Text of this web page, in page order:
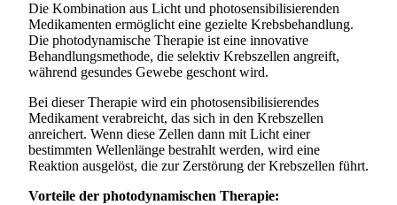
Die Kombination aus Licht und photosensibilisierenden
Medikamenten ermöglicht eine gezielte Krebsbehandlung.
Die photodynamische Therapie ist eine innovative
Behandlungsmethode, die selektiv Krebszellen angreift,
während gesundes Gewebe geschont wird.
Bei dieser Therapie wird ein photosensibilisierendes
Medikament verabreicht, das sich in den Krebszellen
anreichert. Wenn diese Zellen dann mit Licht einer
bestimmten Wellenlänge bestrahlt werden, wird eine
Reaktion ausgelöst, die zur Zerstörung der Krebszellen führt.
Vorteile der photodynamischen Therapie: